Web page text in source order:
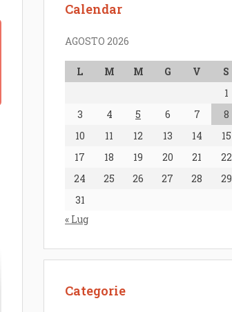
Calendar
AGOSTO 2026
L M M G V S
1
3
4 5 6 7 8
10
11 12 13 14 15
17
18 19 20 21 22
24
25 26 27 28 29
31
« Lug
Categorie